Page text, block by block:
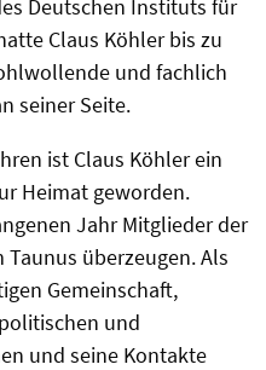
Deutschen Instituts für
Claus Köhler bis zu
und fachlich
seiner Seite.
ist Claus Köhler ein
Heimat geworden.
Jahr Mitglieder der
überzeugen. Als
Gemeinschaft,
und
und seine Kontakte